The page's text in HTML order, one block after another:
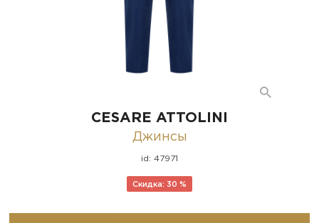
CESARE ATTOLINI
Джинсы
id: 47971
Скидка: 30 %